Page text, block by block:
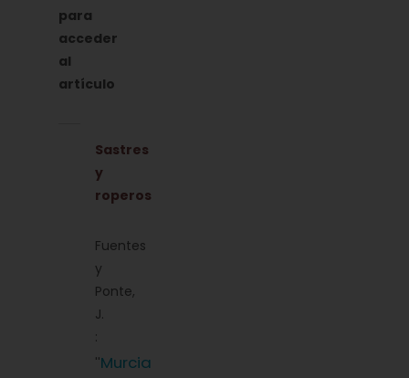
para
acceder
al
artículo
Sastres
y
roperos
Fuentes
y
Ponte,
J.
:
''Murcia